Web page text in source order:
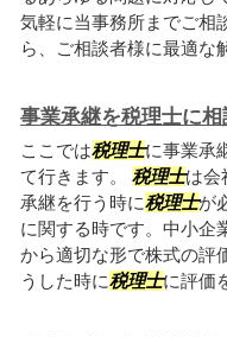
気軽に当事務所までご相
ら、ご相談者様に最適な
事業承継を税理士に相
ここでは税理士に事業承
て行きます。 税理士は会
承継を行う時に税理士が
に関する時です。中小企
から適切な形で株式の評
うした時に税理士に評価